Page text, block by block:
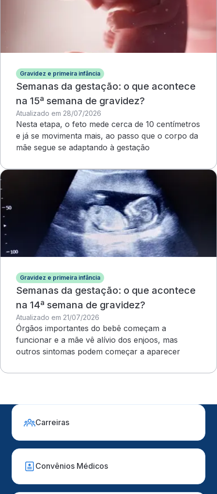
Gravidez e primeira infância
Semanas da gestação: o que acontece
na 15ª semana de gravidez?
Atualizado em 28/07/2026
Nesta etapa, o feto mede cerca de 10 centímetros
e já se movimenta mais, ao passo que o corpo da
mãe segue se adaptando à gestação
Gravidez e primeira infância
Semanas da gestação: o que acontece
na 14ª semana de gravidez?
Atualizado em 21/07/2026
Órgãos importantes do bebê começam a
funcionar e a mãe vê alívio dos enjoos, mas
outros sintomas podem começar a aparecer
Carreiras
Convênios Médicos